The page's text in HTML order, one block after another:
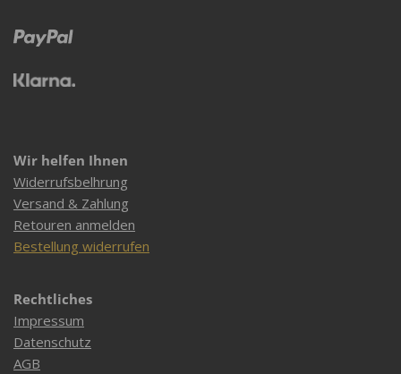
Wir helfen Ihnen
Widerrufsbelhrung
Versand & Zahlung
Retouren anmelden
Bestellung widerrufen
Rechtliches
Impressum
Datenschutz
AGB